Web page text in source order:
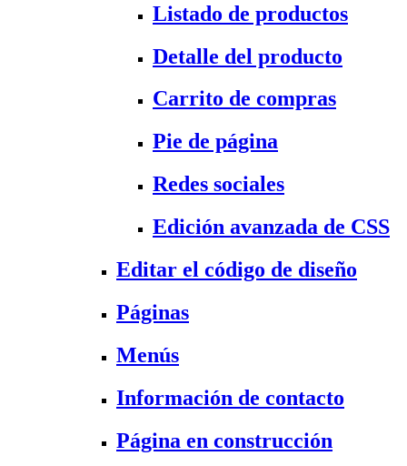
Listado de productos
Detalle del producto
Carrito de compras
Pie de página
Redes sociales
Edición avanzada de CSS
Editar el código de diseño
Páginas
Menús
Información de contacto
Página en construcción